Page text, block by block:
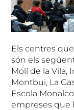
Els centres
són els
Molí de la Vila,
Montbui, La
Escola
empreses que